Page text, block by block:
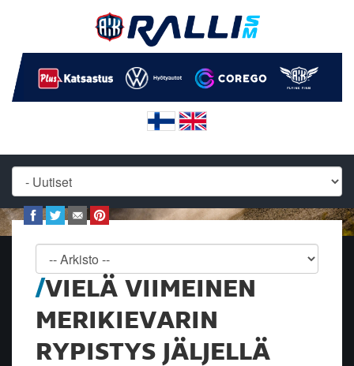
VIELÄ VIIMEINEN
MERIKIEVARIN
RYPISTYS JÄLJELLÄ